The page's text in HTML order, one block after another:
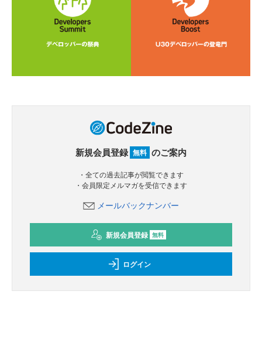
新規会員登録 無料 のご案内
・全ての過去記事が閲覧できます
・会員限定メルマガを受信できます
メールバックナンバー
新規会員登録 無料
ログイン